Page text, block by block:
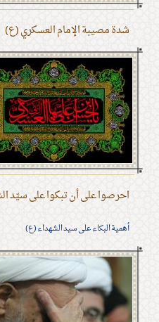
شدة مصيبة الإمام العسكري (ع)
احرصوا على أن تبكوا على سيّد
أهمية البكاء على سيد الشهداء (ع)